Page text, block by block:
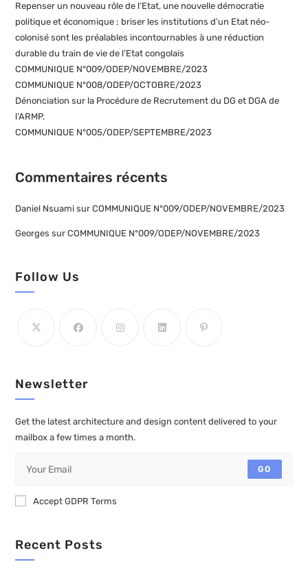
Repenser un nouveau rôle de l’Etat, une nouvelle démocratie
politique et économique ; briser les institutions d’un Etat néo-
colonisé sont les préalables incontournables à une réduction
durable du train de vie de l’Etat congolais
COMMUNIQUE N°009/ODEP/NOVEMBRE/2023
COMMUNIQUE N°008/ODEP/OCTOBRE/2023
Dénonciation sur la Procédure de Recrutement du DG et DGA de
l’ARMP.
COMMUNIQUE N°005/ODEP/SEPTEMBRE/2023
Commentaires récents
Daniel Nsuami surCOMMUNIQUE N°009/ODEP/NOVEMBRE/2023
Georges surCOMMUNIQUE N°009/ODEP/NOVEMBRE/2023
Follow Us
Newsletter
Get the latest architecture and design content delivered to your
mailbox a few times a month.
GO
Accept GDPR Terms
Recent Posts